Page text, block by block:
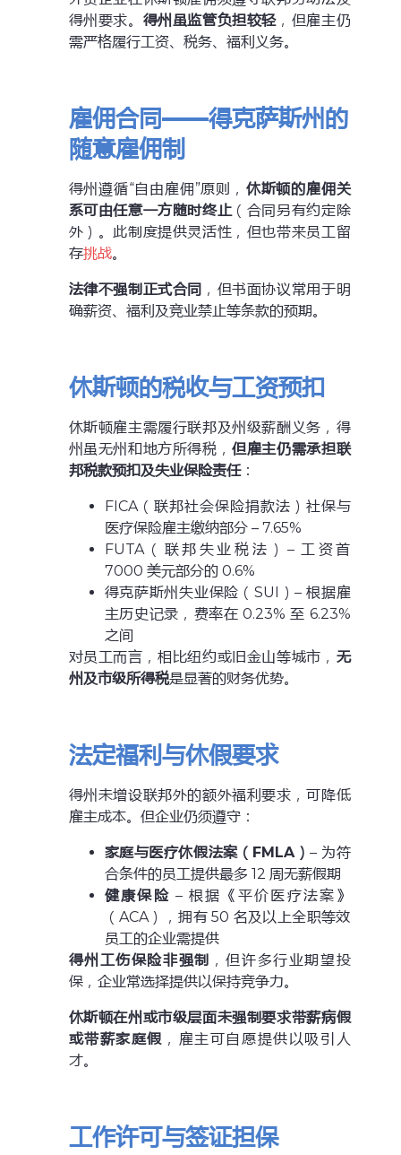
得州要求。 得州虽监管负担较轻 ，但雇主仍
需严格履行工资、税务、福利义务。
雇佣合同——得克萨斯州的
随意雇佣制
得州遵循“自由雇佣”原则， 休斯顿的雇佣关
系可由任意一方随时终止（合同另有约定除
外）。此制度提供灵活性，但也带来员工留
存挑战。
法律不强制正式合同 ，但书面协议常用于明
确薪资、福利及竞业禁止等条款的预期。
休斯顿的税收与工资预扣
休斯顿雇主需履行联邦及州级薪酬义务，得
州虽无州和地方所得税，但雇主仍需承担联
邦税款预扣及失业保险责任：
FICA（联邦社会保险捐款法）社保与
医疗保险雇主缴纳部分 – 7.65%
FUTA（联邦失业税法）– 工资首
7000 美元部分的 0.6%
得克萨斯州失业保险（SUI）– 根据雇
主历史记录，费率在 0.23% 至 6.23%
之间
对员工而言，相比纽约或旧金山等城市， 无
州及市级所得税是显著的财务优势。
法定福利与休假要求
得州未增设联邦外的额外福利要求，可降低
雇主成本。但企业仍须遵守：
家庭与医疗休假法案（FMLA）– 为符
合条件的员工提供最多 12 周无薪假期
健康保险 – 根据《平价医疗法案》
（ACA），拥有 50 名及以上全职等效
员工的企业需提供
得州工伤保险非强制 ，但许多行业期望投
保，企业常选择提供以保持竞争力。
休斯顿在州或市级层面未强制要求带薪病假
或带薪家庭假 ，雇主可自愿提供以吸引人
才。
工作许可与签证担保